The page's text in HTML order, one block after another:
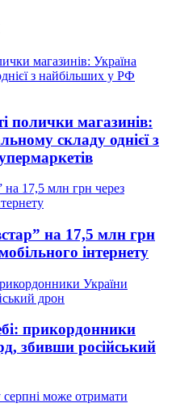
полички магазинів:
складу однієї з
на 17,5 млн грн
інтернету
прикордонники
збивши російський